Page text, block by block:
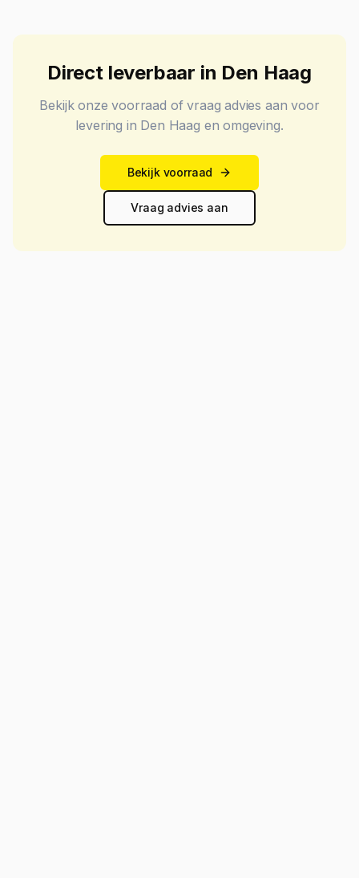
Direct leverbaar in Den Haag
Bekijk onze voorraad of vraag advies aan voor
levering in Den Haag en omgeving.
Bekijk voorraad
Vraag advies aan